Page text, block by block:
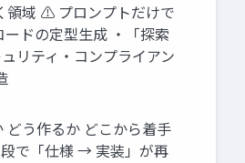
領域 ⚠ プロンプトだけで
ドの定型⽣成 ・「探索
リティ・コンプライアン
う作るか どこから着⼿
で「仕様 → 実装」が再